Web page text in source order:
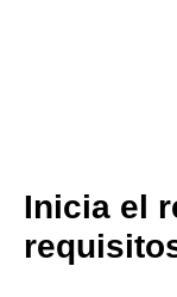
Inicia el